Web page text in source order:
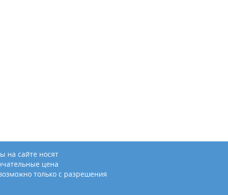
на сайте носят
цена
только с разрешения